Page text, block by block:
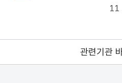
11
관련기관